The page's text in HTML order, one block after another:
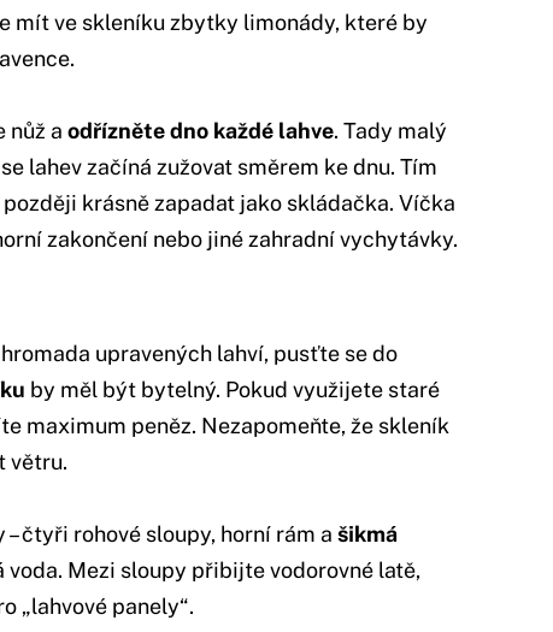
mít ve skleníku zbytky limonády, které by
nůž a odřízněte dno každé lahve. Tady malý
lahev začíná zužovat směrem ke dnu. Tím
krásně zapadat jako skládačka. Víčka
zakončení nebo jiné zahradní vychytávky.
upravených lahví, pusťte se do
by měl být bytelný. Pokud využijete staré
maximum peněz. Nezapomeňte, že skleník
větru.
čtyři rohové sloupy, horní rám a šikmá
voda. Mezi sloupy přibijte vodorovné latě,
„lahvové panely“.